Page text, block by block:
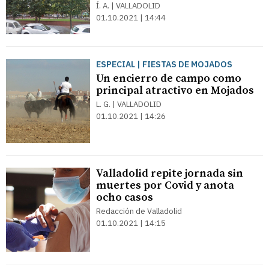
Í. A. | VALLADOLID
01.10.2021 | 14:44
ESPECIAL | FIESTAS DE MOJADOS
Un encierro de campo como
principal atractivo en Mojados
L. G. | VALLADOLID
01.10.2021 | 14:26
Valladolid repite jornada sin
muertes por Covid y anota
ocho casos
Redacción de Valladolid
01.10.2021 | 14:15